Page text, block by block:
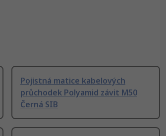
Pojistná matice kabelových
průchodek Polyamid závit M50
Černá SIB